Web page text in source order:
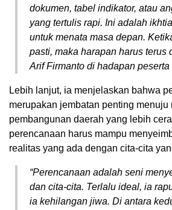
dokumen, tabel indikator, atau
yang tertulis rapi. Ini adalah
untuk menata masa depan.
pasti, maka harapan harus terus
Arif Firmanto di hadapan peserta
Lebih lanjut, ia menjelaskan bahwa
merupakan jembatan penting menuju
pembangunan daerah yang lebih
perencanaan harus mampu
realitas yang ada dengan cita-cita
“Perencanaan adalah seni
dan cita-cita. Terlalu ideal, ia
ia kehilangan jiwa. Di antara